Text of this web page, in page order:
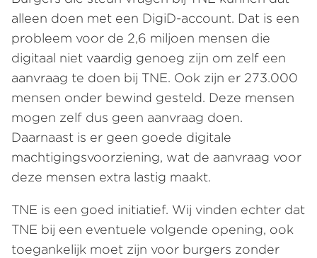
alleen doen met een DigiD-account. Dat is een
probleem voor de 2,6 miljoen mensen die
digitaal niet vaardig genoeg zijn om zelf een
aanvraag te doen bij TNE. Ook zijn er 273.000
mensen onder bewind gesteld. Deze mensen
mogen zelf dus geen aanvraag doen.
Daarnaast is er geen goede digitale
machtigingsvoorziening, wat de aanvraag voor
deze mensen extra lastig maakt.
TNE is een goed initiatief. Wij vinden echter dat
TNE bij een eventuele volgende opening, ook
toegankelijk moet zijn voor burgers zonder